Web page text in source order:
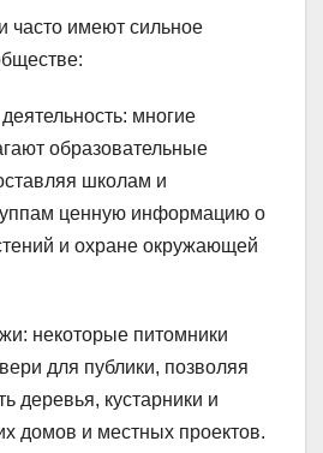
часто имеют сильное
многие
образовательные
школам и
ценную информацию о
и охране окружающей
некоторые питомники
для публики, позволяя
деревья, кустарники и
домов и местных проектов.